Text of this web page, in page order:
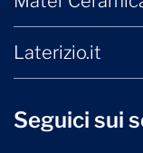
Laterizio.it
Seguici sui